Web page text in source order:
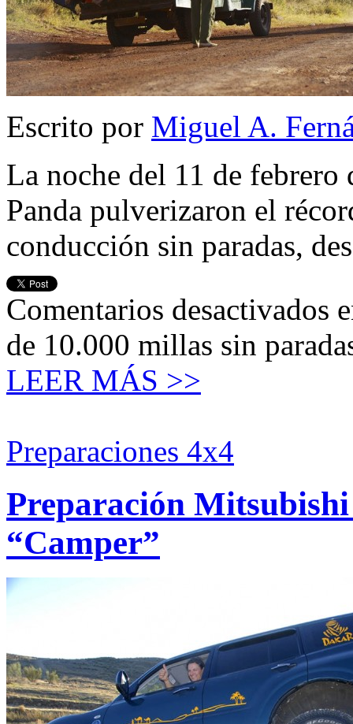
Escrito por Miguel A.
La noche del 11 de
Panda pulverizaron el
conducción sin paradas,
Comentarios desactivados
de 10.000 millas sin
LEER MÁS >>
Preparaciones 4x4
Preparación
“Camper”